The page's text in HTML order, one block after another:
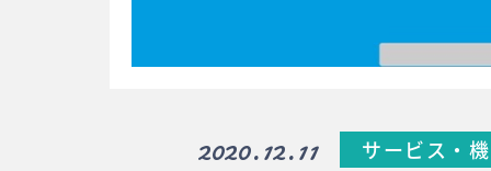
2020.12.11 サービス・